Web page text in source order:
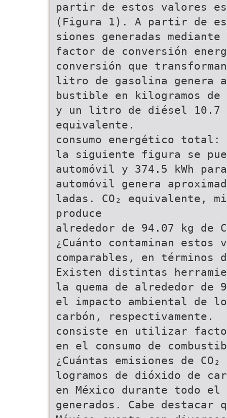
partir de estos valores
(Figura 1). A partir de
siones generadas
factor de conversión
conversión que
litro de gasolina genera
bustible en kilogramos de
y un litro de diésel 10.7
equivalente.
consumo energético total:
la siguiente figura se
automóvil y 374.5 kWh
automóvil genera
ladas. CO₂ equivalente,
produce
alrededor de 94.07 kg de
¿Cuánto contaminan
comparables, en términos
Existen distintas
la quema de alrededor de
el impacto ambiental de
carbón, respectivamente.
consiste en utilizar
en el consumo de
¿Cuántas emisiones de
logramos de dióxido de
en México durante todo el
generados. Cabe destacar